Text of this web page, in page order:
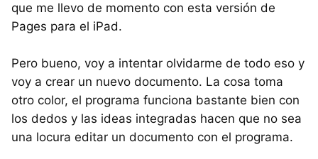
que me llevo de momento con esta versión de
Pages para el iPad.
Pero bueno, voy a intentar olvidarme de todo eso y
voy a crear un nuevo documento. La cosa toma
otro color, el programa funciona bastante bien con
los dedos y las ideas integradas hacen que no sea
una locura editar un documento con el programa.